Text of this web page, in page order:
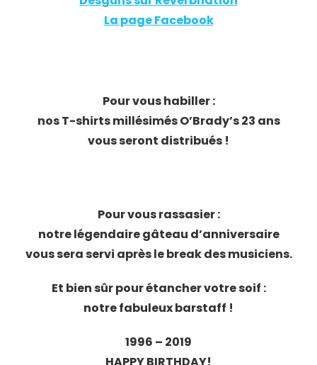
La page Facebook
Pour vous habiller :
nos T-shirts millésimés O’Brady’s 23 ans
vous seront distribués !
Pour vous rassasier :
notre légendaire gâteau d’anniversaire
vous sera servi après le break des musiciens.
Et bien sûr pour étancher votre soif :
notre fabuleux barstaff !
1996 – 2019